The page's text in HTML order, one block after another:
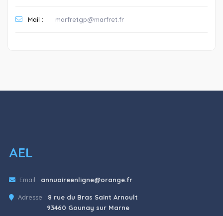
Mail : marfretgp@marfret.fr
AEL
Email : annuaireenligne@orange.fr
Adresse : 8 rue du Bras Saint Arnoult
93460 Gounay sur Marne